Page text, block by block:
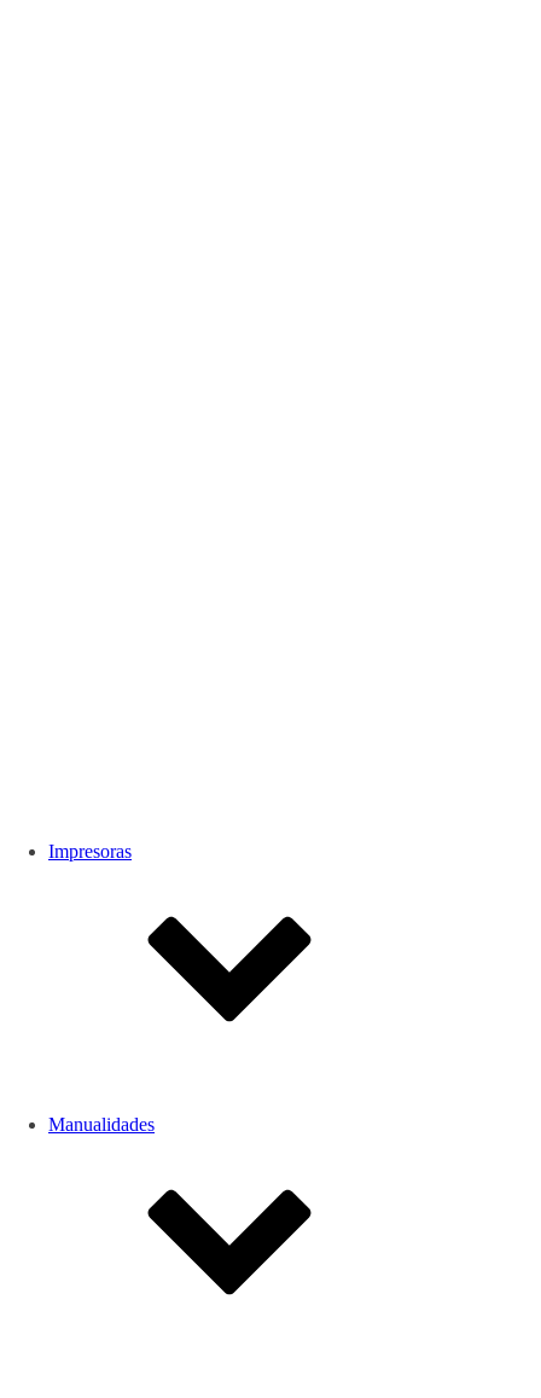
Impresoras
Manualidades